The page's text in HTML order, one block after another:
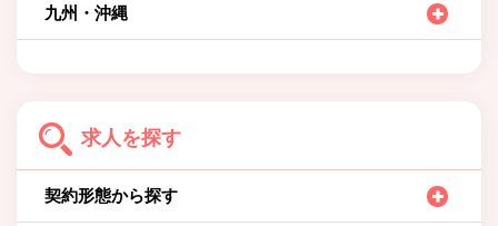
九州・沖縄
求人を探す
契約形態から探す